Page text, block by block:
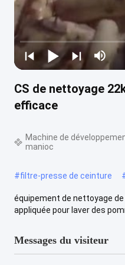
CS de nettoyage
efficace
Machine de
manioc
#filtre-presse de ceinture
équipement de nettoyage
appliquée pour laver des
Messages du visiteur